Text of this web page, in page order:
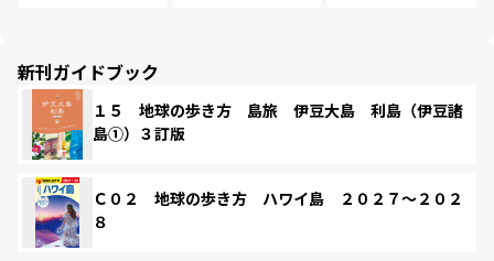
新刊ガイドブック
１５ 地球の歩き方 島旅 伊豆大島 利島（伊豆諸
島①）３訂版
Ｃ０２ 地球の歩き方 ハワイ島 ２０２７～２０２
８